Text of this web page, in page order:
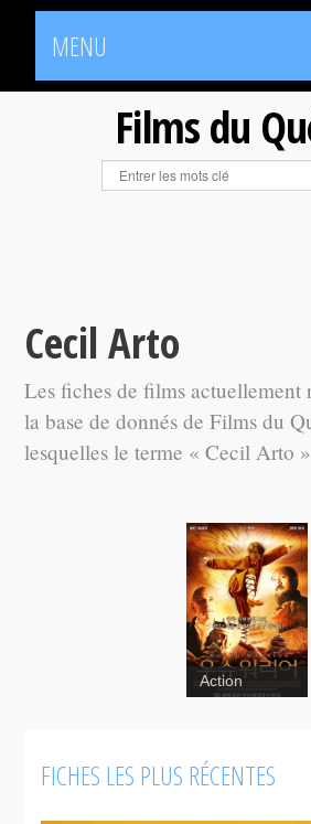
MENU
Films du
Cecil Arto
Les fiches de films actuellement
la base de donnés de Films du
lesquelles le terme « Cecil Arto
Wushu
Action
FICHES LES PLUS RÉCENTES